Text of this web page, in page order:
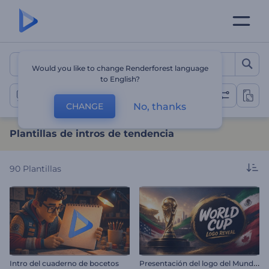
Plantillas de intros de
Intros de tendencia
Plantillas de intros de tendencia
90 Plantillas
Intro del cuaderno de bocetos P
resentación del logo del Mundial
Would you like to change Renderforest language
to English?
CHANGE No, thanks